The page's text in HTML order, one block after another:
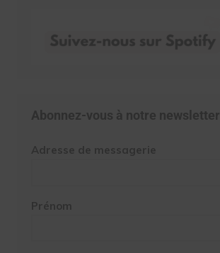
Abonnez-vous à notre newsletter
Adresse de messagerie
Prénom